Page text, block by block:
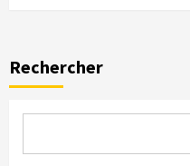
Rechercher